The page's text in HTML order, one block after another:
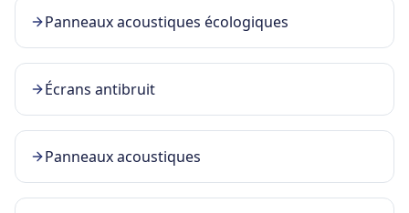
Panneaux acoustiques écologiques
Écrans antibruit
Panneaux acoustiques